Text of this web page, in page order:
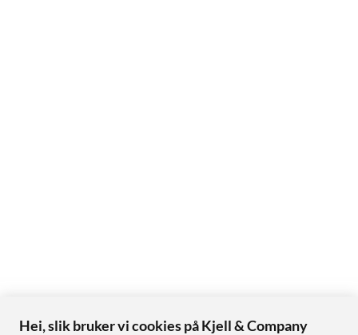
Hei, slik bruker vi cookies på Kjell & Company